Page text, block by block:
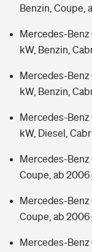
Benzin, Coupe,
Mercedes-Benz
kW, Benzin,
Mercedes-Benz
kW, Benzin,
Mercedes-Benz
kW, Diesel,
Mercedes-Benz
Coupe, ab 2006
Mercedes-Benz
Coupe, ab 2006
Mercedes-Benz